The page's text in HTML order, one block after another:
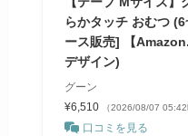
らかタッチ おむつ
ース販売] 【
デザイン)
グーン
¥6,510
（2026/08/07 05:42
口コミを見る